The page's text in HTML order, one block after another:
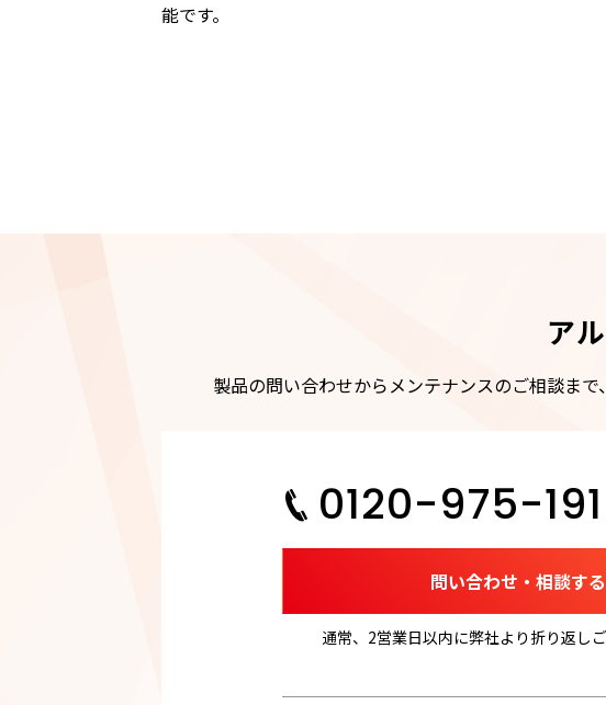
能です。
ア
製品の問い合わせからメンテナンスのご相談ま
0120-975-191
問い合わせ・相談する
通常、2営業日以内に弊社より折り返し